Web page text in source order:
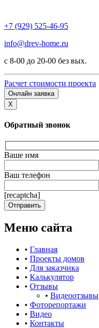
+7 (929) 525-46-95
info@drev-home.ru
с 8-00 до 20-00 без вых.
Расчет стоимости проекта
Онлайн заявка
X
Обратный звонок
Ваше имя
Ваш телефон
[recaptcha]
Меню сайта
• Главная
• Проекты домов
• Для заказчика
• Калькулятор
• Отзывы
• Видеоотзывы
• Фоторепортажи
• Видео
• Контакты